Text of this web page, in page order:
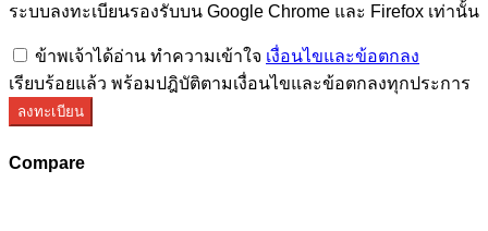
ระบบลงทะเบียนรองรับบน Google Chrome และ Firefox เท่านั้น
ข้าพเจ้าได้อ่าน ทำความเข้าใจ เงื่อนไขและข้อตกลง
เรียบร้อยแล้ว พร้อมปฎิบัติตามเงื่อนไขและข้อตกลงทุกประการ
ลงทะเบียน
Compare